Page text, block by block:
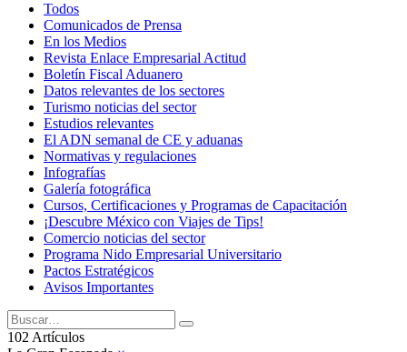
Todos
Comunicados de Prensa
En los Medios
Revista Enlace Empresarial Actitud
Boletín Fiscal Aduanero
Datos relevantes de los sectores
Turismo noticias del sector
Estudios relevantes
El ADN semanal de CE y aduanas
Normativas y regulaciones
Infografías
Galería fotográfica
Cursos, Certificaciones y Programas de Capacitación
¡Descubre México con Viajes de Tips!
Comercio noticias del sector
Programa Nido Empresarial Universitario
Pactos Estratégicos
Avisos Importantes
102 Artículos